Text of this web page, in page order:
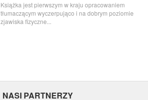
Książka jest pierwszym w kraju opracowaniem
tłumaczącym wyczerpująco i na dobrym poziomie
zjawiska fizyczne...
NASI PARTNERZY